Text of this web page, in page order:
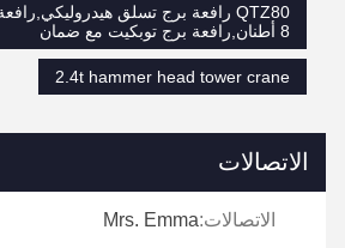
8 أطنان,رافعة برج توبكيت مع ضمان
2.4t hammer head tower crane
الاتصالات
الاتصالات:Mrs. Emma